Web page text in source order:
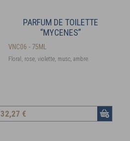
PARFUM DE TOILETTE
“MYCENES”
VNC06 - 75ML
Floral, rose, violette, musc, ambre.
32,27 €